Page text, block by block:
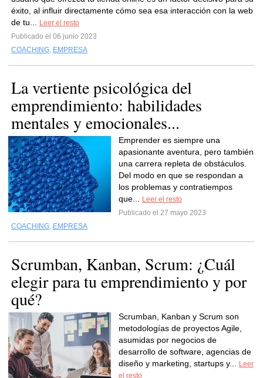
éxito, al influir directamente cómo sea esa interacción con la web
de tu...
Leer el resto
Publicado el 06 junio 2023
COACHING, EMPRESA
La vertiente psicológica del
emprendimiento: habilidades
mentales y emocionales...
Emprender es siempre una
apasionante aventura, pero también
una carrera repleta de obstáculos.
Del modo en que se respondan a
los problemas y contratiempos
que...
Leer el resto
Publicado el 27 mayo 2023
COACHING, EMPRESA
Scrumban, Kanban, Scrum: ¿Cuál
elegir para tu emprendimiento y por
qué?
Scrumban, Kanban y Scrum son
metodologías de proyectos Agile,
asumidas por negocios de
desarrollo de software, agencias de
diseño y marketing, startups y...
Leer
el resto